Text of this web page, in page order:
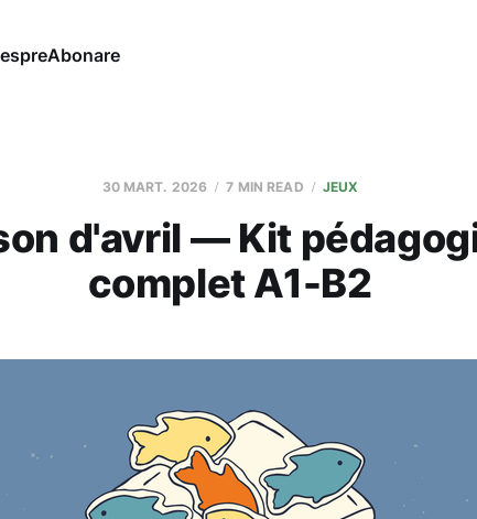
Abonare
30 MART. 2026 7 MIN READ JEUX
d'avril — Kit
complet A1-B2